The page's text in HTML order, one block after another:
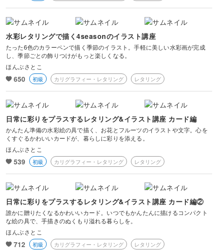
水彩レタリングで描く4seasonのイラスト講座
たった6色のカラーペンで描く季節のイラスト。手軽に美しい水彩画が完成
し、季節ごとの飾りつけがもっと楽しくなる。
ほんぶさとこ
650 初級 カリグラフィー・レタリング レタリング
日常に彩りをプラスするレタリング&イラスト講座 カード編
かんたん準備の水彩絵の具で描く、お花とフルーツのイラストや文字。心を
くすぐるかわいいカードが、暮らしに彩りを添える。
ほんぶさとこ
539 初級 カリグラフィー・レタリング レタリング
日常に彩りをプラスするレタリング&イラスト講座 カード編②
誰かに贈りたくなるかわいいカード。いつでもかんたんに描けるコンパクト
な絵の具で、手描きのぬくもり溢れる暮らしを。
ほんぶさとこ
712 初級 カリグラフィー・レタリング レタリング